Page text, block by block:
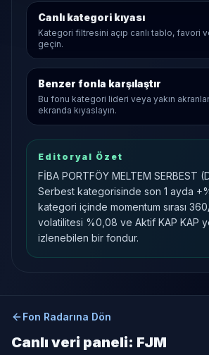
Canlı kategori kıyası
Kategori filtresini açıp canlı tablo, favori
geçin.
Benzer fonla karşılaştır
Bu fonu kategori lideri veya yakın
ekranda kıyaslayın.
Editoryal Özet
FİBA PORTFÖY MELTEM SERBEST
Serbest kategorisinde son 1 ayda
kategori içinde momentum sırası
volatilitesi %0,08 ve Aktif KAP KAP
izlenebilen bir fondur.
Fon Radarına Dön
Canlı veri paneli: FJM